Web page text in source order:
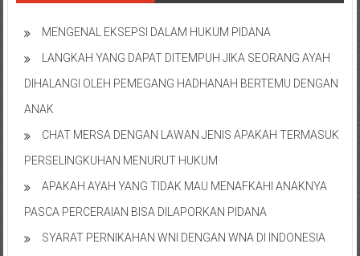
MENGENAL EKSEPSI DALAM HUKUM PIDANA
LANGKAH YANG DAPAT DITEMPUH JIKA SEORANG AYAH
DIHALANGI OLEH PEMEGANG HADHANAH BERTEMU DENGAN
ANAK
CHAT MERSA DENGAN LAWAN JENIS APAKAH TERMASUK
PERSELINGKUHAN MENURUT HUKUM
APAKAH AYAH YANG TIDAK MAU MENAFKAHI ANAKNYA
PASCA PERCERAIAN BISA DILAPORKAN PIDANA
SYARAT PERNIKAHAN WNI DENGAN WNA DI INDONESIA